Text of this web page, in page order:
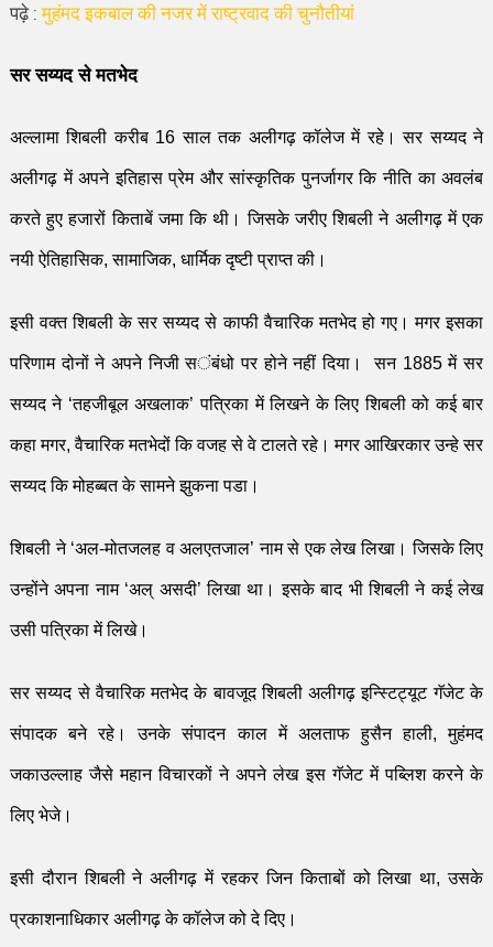
पढ़े :मुहंमद इकबाल की नजर में राष्ट्रवाद की चुनौतीयां
सरसय्यद से मतभेद
अल्लामाशिबली करीब 16 साल तक अलीगढ़कॉलेजमें रहे। सर सय्यद ने
अलीगढ़ में अपने इतिहास प्रेम और सांस्कृतिक पुनर्जागर किनीति का अवलंब
करते हुए हजारों किताबें जमा कि थी। जिसके जरीए शिबली ने अलीगढ़ में एक
नयी ऐतिहासिक,सामाजिक, धार्मिक दृष्टी प्राप्त की।
इसी वक्तशिबली केसर सय्यद से काफी वैचारिक मतभेद हो गए। मगर इसका
परिणाम दोनों ने अपने निजी संबंधो पर होने नहीं दिया। सन 1885में सर
सय्यद ने ‘तहजीबूल अखलाक’पत्रिका में लिखने के लिए शिबली को कई बार
कहा मगर,वैचारिक मतभेदों कि वजह से वे टालते रहे। मगर आखिरकार उन्हे सर
सय्यद कि मोहब्बत के सामने झुकना पडा।
शिबलीने ‘अल-मोतजलह व अलएतजाल’नाम सेएकलेख लिखा। जिसके लिए
उन्होंने अपना नाम ‘अल् असदी’लिखा था। इसके बाद भी शिबली ने कई लेख
उसी पत्रिका में लिखे।
सर सय्यद से वैचारिक मतभेद के बावजूद शिबली अलीगढ़ इन्स्टिट्यूट गॅजेट के
संपादक बने रहे। उनके संपादन काल में अलताफ हुसैन हाली,मुहंमद
जकाउल्लाह जैसे महान विचारकों ने अपने लेख इस गॅजेट में पब्लिश करने के
लिए भेजे।
इसी दौरान शिबली ने अलीगढ़ में रहकर जिनकिताबों को लिखा था,उसके
प्रकाशनाधिकार अलीगढ़ के कॉलेज को दे दिए।